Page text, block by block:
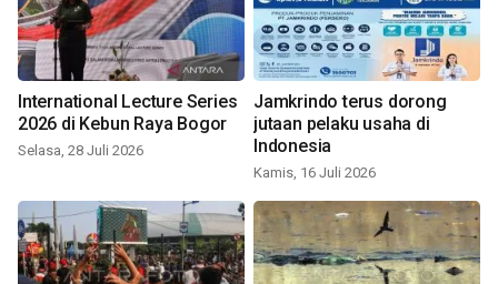
International Lecture Series
2026 di Kebun Raya Bogor
Selasa, 28 Juli 2026
Jamkrindo terus dorong
jutaan pelaku usaha di
Indonesia
Kamis, 16 Juli 2026